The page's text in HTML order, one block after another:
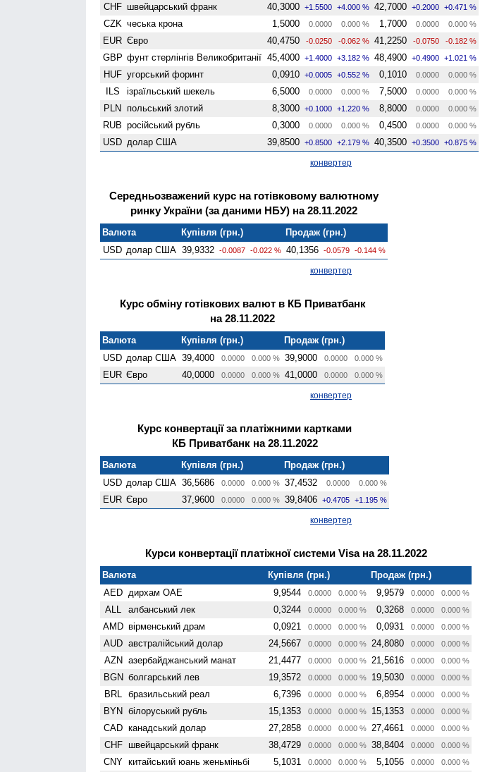
CHF швейцарський франк 40,3000 +1.5500 +4.000 % 42,7000 +0.2000 +0.471 %
CZK чеська крона 1,5000 0.0000 0.000 % 1,7000 0.0000 0.000 %
EUR Євро 40,4750 -0.0250 -0.062 % 41,2250 -0.0750 -0.182 %
GBP фунт стерлінгів Велико­британії 45,4000 +1.4000 +3.182 % 48,4900 +0.4900 +1.021 %
HUF угорський форинт 0,0910 +0.0005 +0.552 % 0,1010 0.0000 0.000 %
ILS ізраїльський шекель 6,5000 0.0000 0.000 % 7,5000 0.0000 0.000 %
PLN польський злотий 8,3000 +0.1000 +1.220 % 8,8000 0.0000 0.000 %
RUB російський рубль 0,3000 0.0000 0.000 % 0,4500 0.0000 0.000 %
USD долар США 39,8500 +0.8500 +2.179 % 40,3500 +0.3500 +0.875 %
конвертер
Середньозважений курс на готівковому валютному
ринку України (за даними НБУ) на 28.11.2022
Валюта Купівля (грн.)
Продаж (грн.)
USD долар США 39,9332 -0.0087 -0.022 % 40,1356 -0.0579 -0.144 %
конвертер
Курс обміну готівкових валют в КБ Приватбанк
на 28.11.2022
Валюта Купівля (грн.)
Продаж (грн.)
USD долар США 39,4000 0.0000 0.000 % 39,9000 0.0000 0.000 %
EUR Євро 40,0000 0.0000 0.000 % 41,0000 0.0000 0.000 %
конвертер
Курс конвертації за платіжними картками
КБ Приватбанк на 28.11.2022
Валюта Купівля (грн.)
Продаж (грн.)
USD долар США 36,5686 0.0000 0.000 % 37,4532 0.0000 0.000 %
EUR Євро 37,9600 0.0000 0.000 % 39,8406 +0.4705 +1.195 %
конвертер
Курси конвертації платіжної системи Visa на 28.11.2022
Валюта Купівля (грн.)
Продаж (грн.)
AED дирхам ОАЕ 9,9544 0.0000 0.000 % 9,9579 0.0000 0.000 %
ALL албанський лек 0,3244 0.0000 0.000 % 0,3268 0.0000 0.000 %
AMD вiрменський драм 0,0921 0.0000 0.000 % 0,0931 0.0000 0.000 %
AUD австралійський долар 24,5667 0.0000 0.000 % 24,8080 0.0000 0.000 %
AZN азербайджанський манат 21,4477 0.0000 0.000 % 21,5616 0.0000 0.000 %
BGN болгарський лев 19,3572 0.0000 0.000 % 19,5030 0.0000 0.000 %
BRL бразильський реал 6,7396 0.0000 0.000 % 6,8954 0.0000 0.000 %
BYN білоруський рубль 15,1353 0.0000 0.000 % 15,1353 0.0000 0.000 %
CAD канадський долар 27,2858 0.0000 0.000 % 27,4661 0.0000 0.000 %
CHF швейцарський франк 38,4729 0.0000 0.000 % 38,8404 0.0000 0.000 %
CNY китайський юань женьмiньбi 5,1031 0.0000 0.000 % 5,1056 0.0000 0.000 %